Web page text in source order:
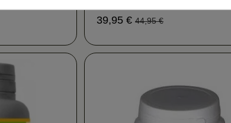
39,95 € 44,95 €